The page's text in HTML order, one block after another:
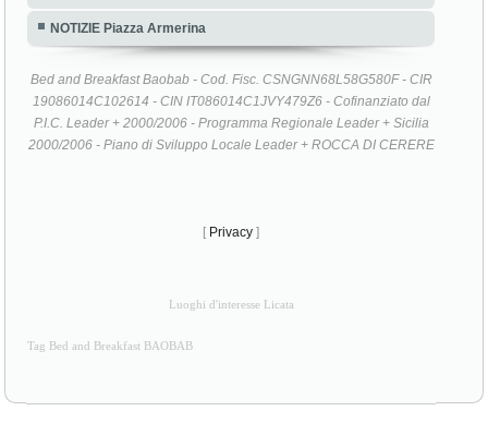
NOTIZIE Piazza Armerina
Bed and Breakfast Baobab - Cod. Fisc. CSNGNN68L58G580F - CIR
19086014C102614 - CIN IT086014C1JVY479Z6 - Cofinanziato dal
P.I.C. Leader + 2000/2006 - Programma Regionale Leader + Sicilia
2000/2006 - Piano di Sviluppo Locale Leader + ROCCA DI CERERE
[ Privacy ]
Luoghi d'interesse Licata
Tag Bed and Breakfast BAOBAB